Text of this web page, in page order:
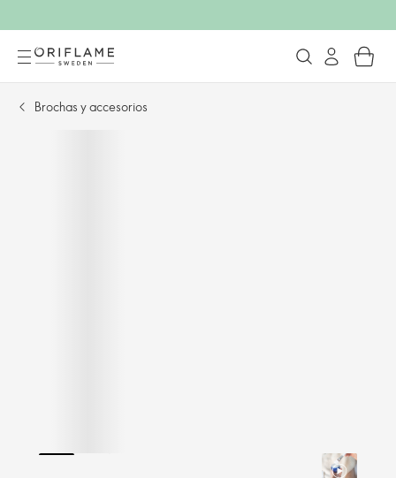
Brochas y accesorios